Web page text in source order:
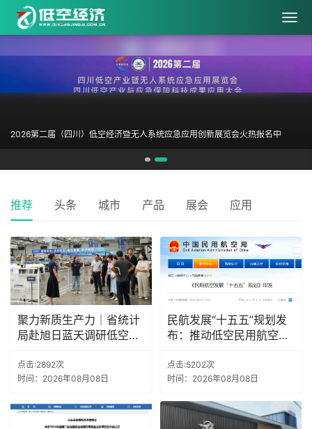
免费登记入口
2026第二届（四川）低空经济暨无人系统应急应用创新展览会火热报名中
推荐 头条 城市 产品 展会 应用
聚力新质生产力｜省统计
局赴旭日蓝天调研低空经
点击:2892次
时间：2026年08月08日
民航发展“十五五”规划发
布：推动低空民用航空安
点击:5202次
时间：2026年08月08日